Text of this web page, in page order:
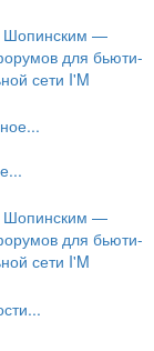
Шопинским —
для бьюти-
сети I'M
Шопинским —
для бьюти-
сети I'M